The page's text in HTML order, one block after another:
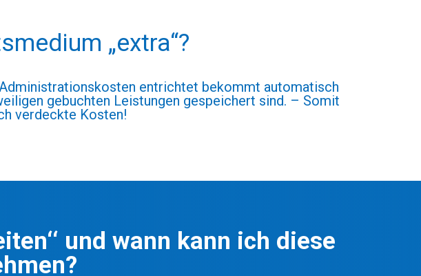
„extra“?
entrichtet bekommt automatisch
gebuchten Leistungen gespeichert sind. – Somit
verdeckte Kosten!
und wann kann ich diese